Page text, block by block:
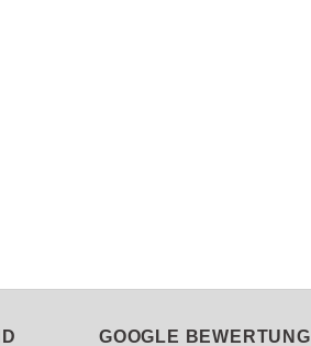
GOOGLE BEWERTUNG